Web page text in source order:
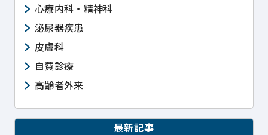
心療内科・精神科
泌尿器疾患
皮膚科
自費診療
高齢者外来
最新記事